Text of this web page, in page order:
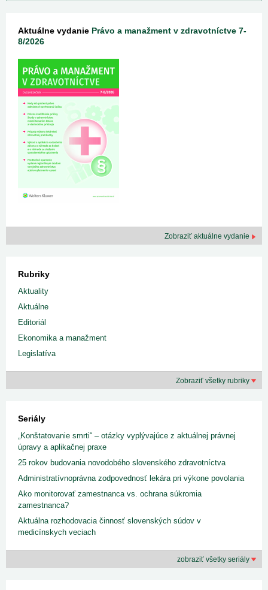
Aktuálne vydanie Právo a manažment v zdravotníctve 7-
8/2026
Zobraziť aktuálne vydanie
Rubriky
Aktuality
Aktuálne
Editoriál
Ekonomika a manažment
Legislatíva
Zobraziť všetky rubriky
Seriály
„Konštatovanie smrti“ – otázky vyplývajúce z aktuálnej právnej
úpravy a aplikačnej praxe
25 rokov budovania novodobého slovenského zdravotníctva
Administratívnoprávna zodpovednosť lekára pri výkone povolania
Ako monitorovať zamestnanca vs. ochrana súkromia
zamestnanca?
Aktuálna rozhodovacia činnosť slovenských súdov v
medicínskych veciach
zobraziť všetky seriály